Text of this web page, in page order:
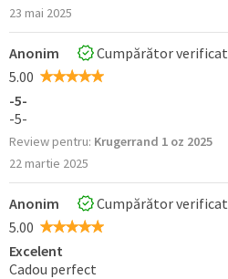
23 mai 2025
Anonim
Cumpărător verificat
5.00
-5-
-5-
Review pentru: Krugerrand 1 oz 2025
22 martie 2025
Anonim
Cumpărător verificat
5.00
Excelent
Cadou perfect